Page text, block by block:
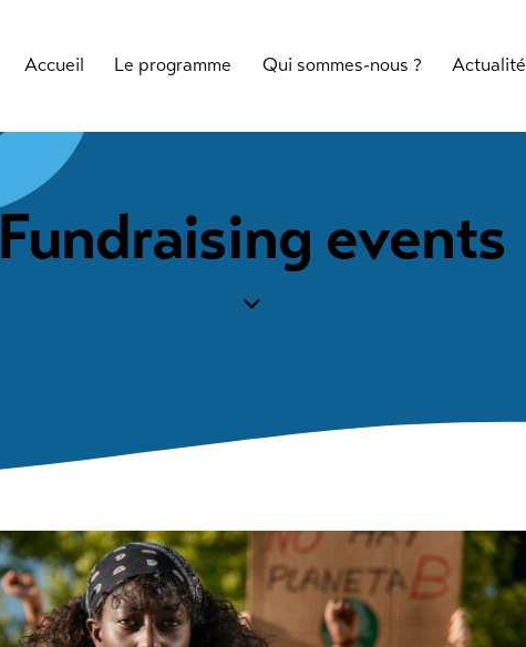
Accueil Le programme Qui sommes-nous ? Actualité
Fundraising events